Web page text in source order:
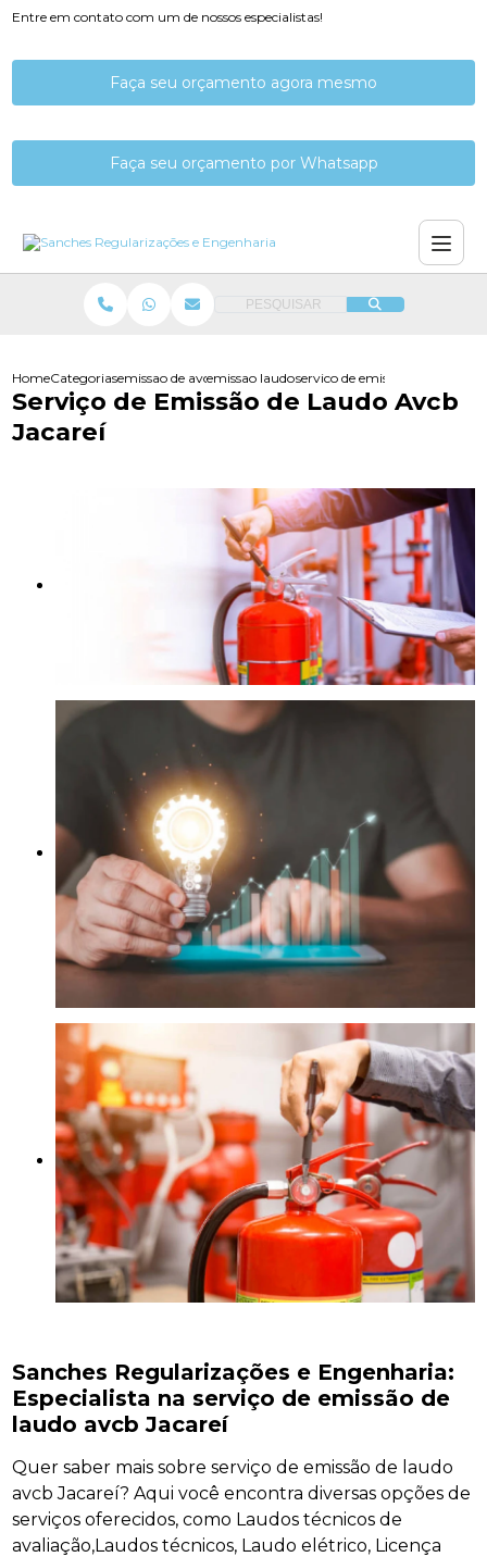
Entre em contato com um de nossos especialistas!
Faça seu orçamento agora mesmo
Faça seu orçamento por Whatsapp
PESQUISAR
HomeCategoriasemissao de avcbemissao laudo de avcbservico de emissao de laudo
Serviço de Emissão de Laudo Avcb
Jacareí
Sanches Regularizações e Engenharia:
Especialista na serviço de emissão de
laudo avcb Jacareí
Quer saber mais sobre serviço de emissão de laudo
avcb Jacareí? Aqui você encontra diversas opções de
serviços oferecidos, como Laudos técnicos de
avaliação,Laudos técnicos, Laudo elétrico, Licença